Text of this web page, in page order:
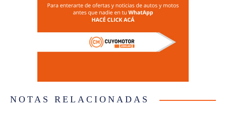
NOTAS RELACIONADAS